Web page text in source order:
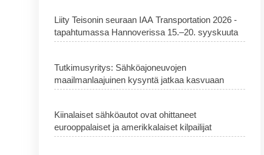
Liity Teisonin seuraan IAA Transportation 2026 -
tapahtumassa Hannoverissa 15.–20. syyskuuta
Tutkimusyritys: Sähköajoneuvojen
maailmanlaajuinen kysyntä jatkaa kasvuaan
Kiinalaiset sähköautot ovat ohittaneet
eurooppalaiset ja amerikkalaiset kilpailijat